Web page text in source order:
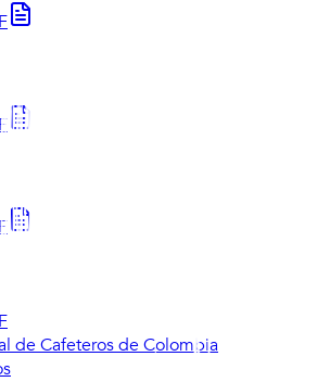
de Cafeteros de Colombia